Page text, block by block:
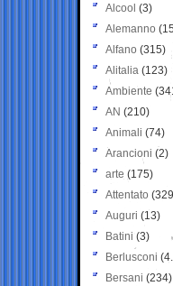
Alcool (3)
Alemanno
Alfano (315)
Alitalia (123)
Ambiente
AN (210)
Animali (74)
Arancioni (2)
arte (175)
Attentato
Auguri (13)
Batini (3)
Berlusconi
Bersani (234)